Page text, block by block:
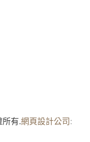
有.網頁設計公司 :